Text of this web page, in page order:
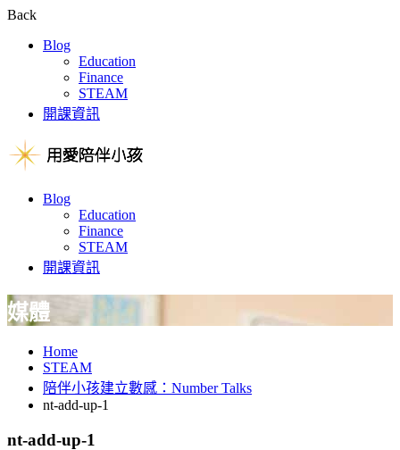
Back
Blog
Education
Finance
STEAM
開課資訊
Blog
Education
Finance
STEAM
開課資訊
媒體
Home
STEAM
陪伴小孩建立數感：Number Talks
nt-add-up-1
nt-add-up-1